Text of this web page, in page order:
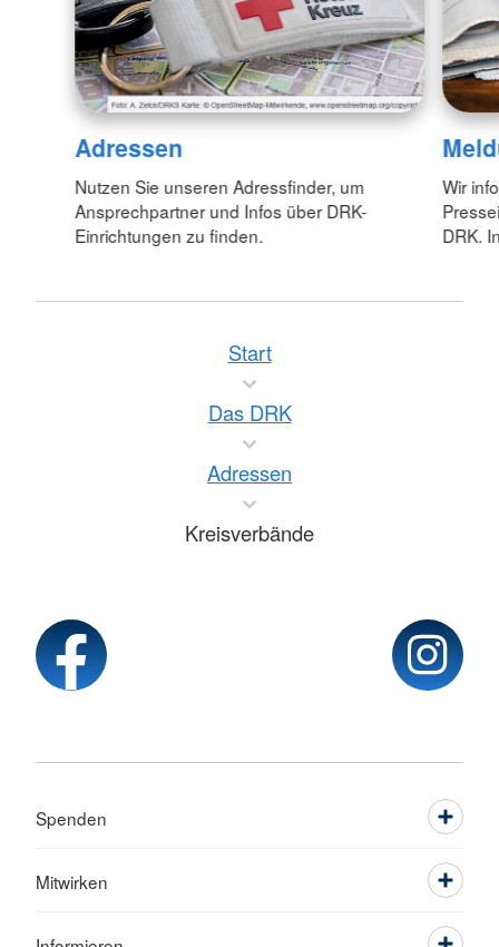
Adressen
Nutzen Sie unseren Adressfinder, um
Ansprechpartner und Infos über DRK-
Einrichtungen zu finden.
Wir
DRK.
Start
Das DRK
Adressen
Kreisverbände
Spenden
Mitwirken